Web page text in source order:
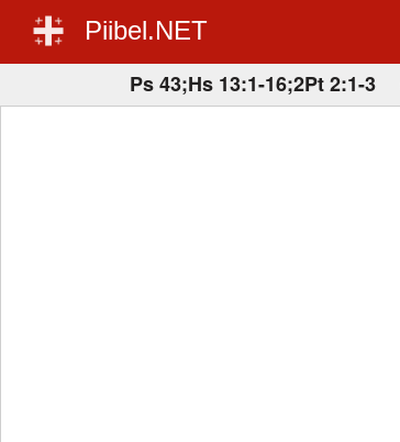
Piibel.NET
Ps 43;Hs 13:1-16;2Pt 2:1-3